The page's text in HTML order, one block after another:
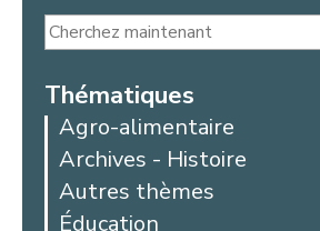
Thématiques
Agro-alimentaire
Archives - Histoire
Autres thèmes
Éducation